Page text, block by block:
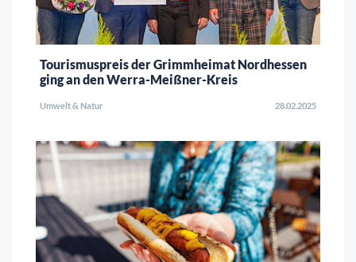
Tourismuspreis der Grimmheimat Nordhessen
ging an den Werra-Meißner-Kreis
Umwelt & Natur 28.02.2025